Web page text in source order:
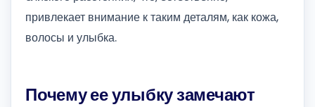
привлекает внимание к таким деталям, как кожа,
волосы и улыбка.
Почему ее улыбку замечают